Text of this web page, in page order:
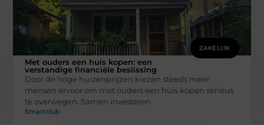
ZAKELIJK
Met ouders een huis kopen: een
verstandige financiële beslissing
Door de hoge huizenprijzen kiezen steeds meer
mensen ervoor om met ouders een huis kopen serieus
te overwegen. Samen investeren
Smartclub